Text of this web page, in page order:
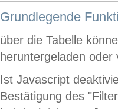
Grundlegende
über die Tabelle
heruntergeladen oder
Ist Javascript
Bestätigung des